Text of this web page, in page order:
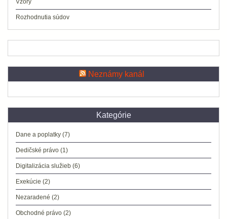
Vzory
Rozhodnutia súdov
Neznámy kanál
Kategórie
Dane a poplatky (7)
Dedičské právo (1)
Digitalizácia služieb (6)
Exekúcie (2)
Nezaradené (2)
Obchodné právo (2)